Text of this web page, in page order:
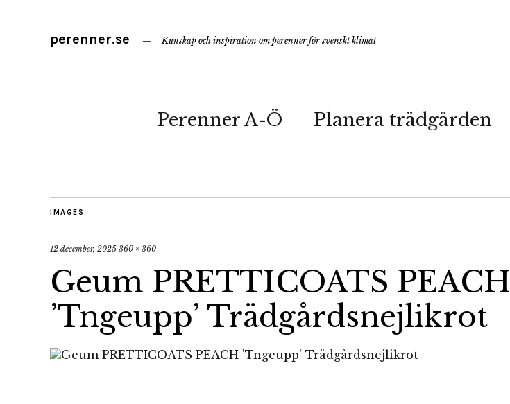
perenner.se Kunskap och inspiration om perenner för svenskt klimat
Perenner A-Ö Planera trädgården
IMAGES
12 december, 2025 360 × 360
Geum PRETTICOATS PEACH
’Tngeupp’ Trädgårdsnejlikrot